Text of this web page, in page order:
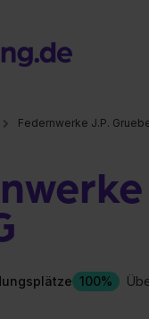
Federnwerke J.P.
100%